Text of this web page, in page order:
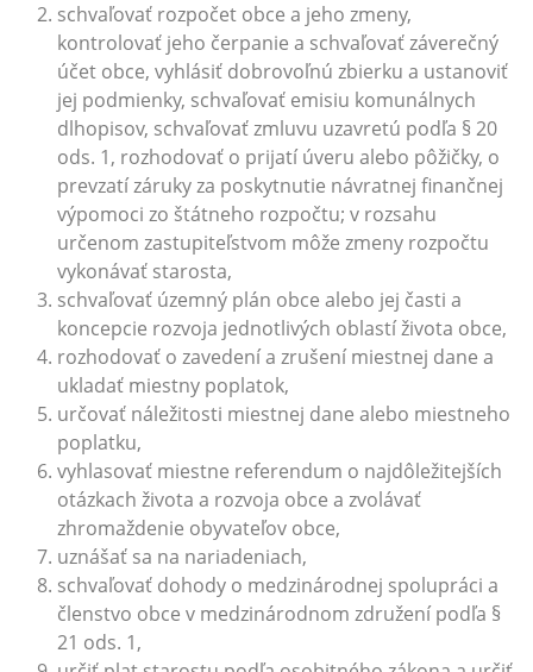
schvaľovať rozpočet obce a jeho zmeny,
kontrolovať jeho čerpanie a schvaľovať záverečný
účet obce, vyhlásiť dobrovoľnú zbierku a ustanoviť
jej podmienky, schvaľovať emisiu komunálnych
dlhopisov, schvaľovať zmluvu uzavretú podľa § 20
ods. 1, rozhodovať o prijatí úveru alebo pôžičky, o
prevzatí záruky za poskytnutie návratnej finančnej
výpomoci zo štátneho rozpočtu; v rozsahu
určenom zastupiteľstvom môže zmeny rozpočtu
vykonávať starosta,
schvaľovať územný plán obce alebo jej časti a
koncepcie rozvoja jednotlivých oblastí života obce,
rozhodovať o zavedení a zrušení miestnej dane a
ukladať miestny poplatok,
určovať náležitosti miestnej dane alebo miestneho
poplatku,
vyhlasovať miestne referendum o najdôležitejších
otázkach života a rozvoja obce a zvolávať
zhromaždenie obyvateľov obce,
uznášať sa na nariadeniach,
schvaľovať dohody o medzinárodnej spolupráci a
členstvo obce v medzinárodnom združení podľa §
21 ods. 1,